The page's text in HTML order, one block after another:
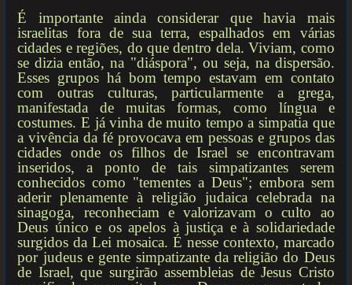
É importante ainda considerar que havia mais
israelitas fora de sua terra, espalhados em várias
cidades e regiões, do que dentro dela. Viviam, como
se dizia então, na "diáspora", ou seja, na dispersão.
Esses grupos há bom tempo estavam em contato
com outras culturas, particularmente a grega,
manifestada de muitas formas, como língua e
costumes. E já vinha de muito tempo a simpatia que
a vivência da fé provocava em pessoas e grupos das
cidades onde os filhos de Israel se encontravam
inseridos, a ponto de tais simpatizantes serem
conhecidos como "tementes a Deus"; embora sem
aderir plenamente à religião judaica celebrada na
sinagoga, reconheciam e valorizavam o culto ao
Deus único e os apelos à justiça e à solidariedade
surgidos da Lei mosaica. É nesse contexto, marcado
por judeus e gente simpatizante da religião do Deus
de Israel, que surgirão assembleias de Jesus Cristo